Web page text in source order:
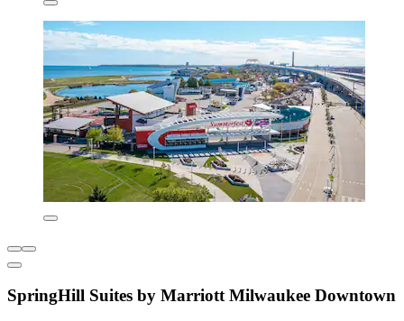
SpringHill Suites by Marriott Milwaukee Downtown